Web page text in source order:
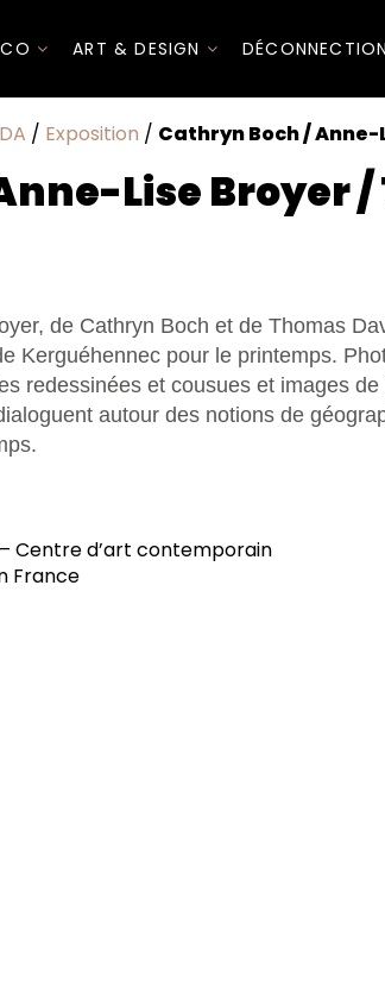
ART & DESIGN DÉCONNECTION
/ Exposition / Cathryn Boch /
Lise Broyer
de Cathryn Boch et de Thomas
Kerguéhennec pour le printemps.
redessinées et cousues et images
autour des notions de
Centre d’art contemporain
France